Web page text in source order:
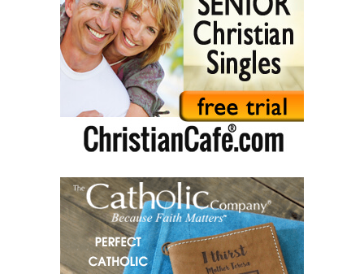
(47) Земля і ворог.
(48) Сліпота і Просвітництво.
(49) Світло і Заборона.
(51) Батьки та Діти.
(52) Від однієї Крові.
(53) Слово.
(54) Діалог і монолог.
(55) Воїн Світла.
(56) Одкровення в Буття.